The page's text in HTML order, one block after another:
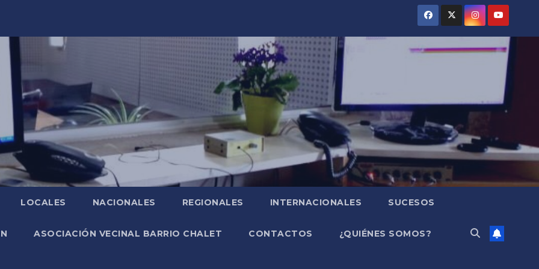
LOCALES NACIONALES REGIONALES INTERNACIONALES SUCESOS
ASOCIACIÓN VECINAL BARRIO CHALET CONTACTOS ¿QUIÉNES SOMOS?